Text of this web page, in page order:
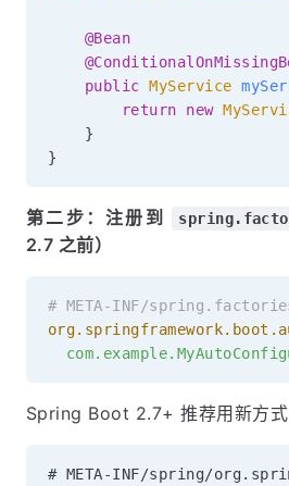
@Bean
public MyService
return
new
}
}
第二步：注册到
2.7 之前）
# META-INF/
Spring Boot 2.7+ 推荐用新方式
# META-INF/spring/